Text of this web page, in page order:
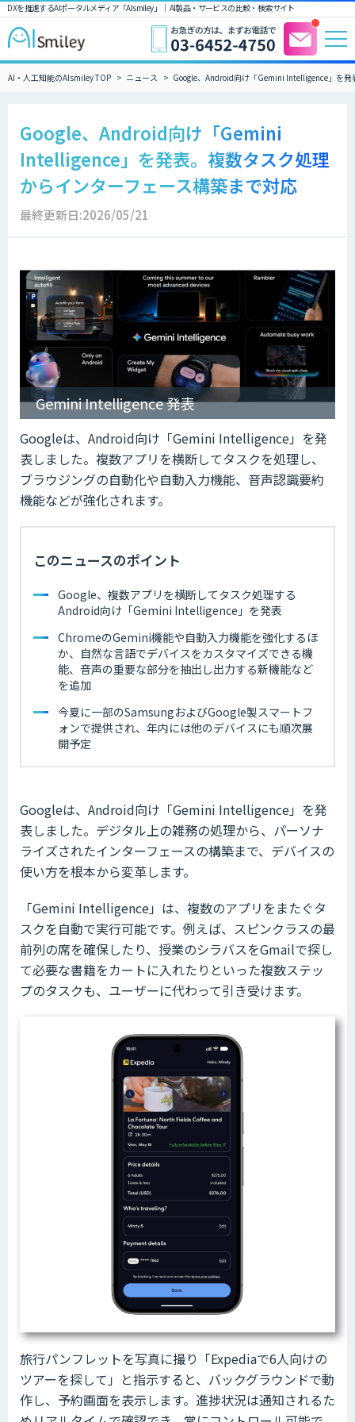
DXを推進するAIポータルメディア「AIsmiley」｜ AI製品・サービスの比較・検索サイト
AI・人工知能のAIsmiley TOP ニュース Google、Android向け「Gemini Intelligence」を
Google、Android向け「Gemini
Intelligence」を発表。複数タスク処理
からインターフェース構築まで対応
最終更新日:2026/05/21
Gemini Intelligence 発表
Googleは、Android向け「Gemini Intelligence」を発
表しました。複数アプリを横断してタスクを処理し、
ブラウジングの自動化や自動入力機能、音声認識要約
機能などが強化されます。
このニュースのポイント
Google、複数アプリを横断してタスク処理する
Android向け「Gemini Intelligence」を発表
ChromeのGemini機能や自動入力機能を強化するほ
か、自然な言語でデバイスをカスタマイズできる機
能、音声の重要な部分を抽出し出力する新機能など
を追加
今夏に一部のSamsungおよびGoogle製スマートフ
ォンで提供され、年内には他のデバイスにも順次展
開予定
Googleは、Android向け「Gemini Intelligence」を発
表しました。デジタル上の雑務の処理から、パーソナ
ライズされたインターフェースの構築まで、デバイスの
使い方を根本から変革します。
「Gemini Intelligence」は、複数のアプリをまたぐタ
スクを自動で実行可能です。例えば、スピンクラスの最
前列の席を確保したり、授業のシラバスをGmailで探し
て必要な書籍をカートに入れたりといった複数ステッ
プのタスクも、ユーザーに代わって引き受けます。
旅行パンフレットを写真に撮り「Expediaで6人向けの
ツアーを探して」と指示すると、バックグラウンドで動
作し、予約画面を表示します。進捗状況は通知されるた